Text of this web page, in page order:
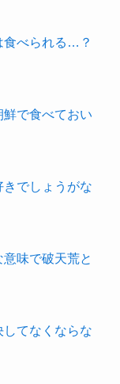
食べられる…？
で食べておい
きでしょうがな
意味で破天荒と
てなくならな